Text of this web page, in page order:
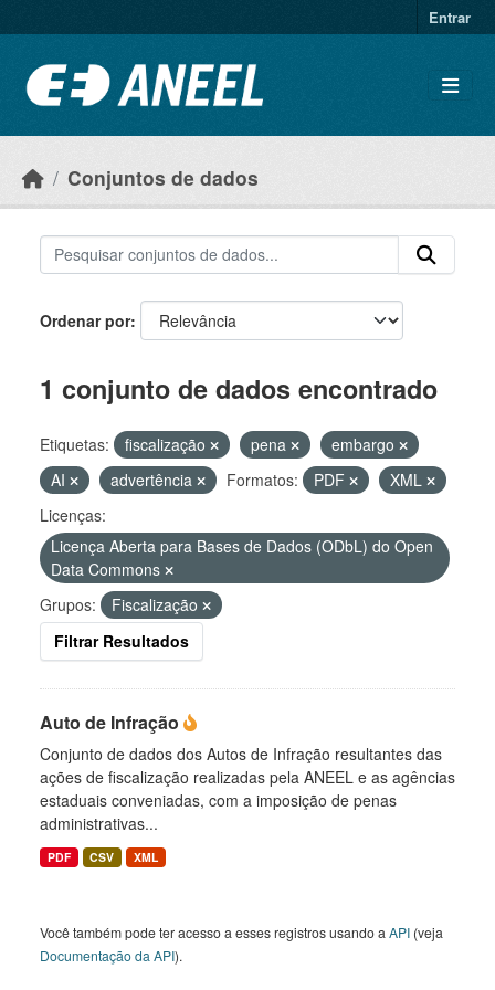
Entrar
Conjuntos de dados
Ordenar por
1 conjunto de dados encontrado
Etiquetas: fiscalização pena
embargo
AI
advertência Formatos: PDF
XML
Licenças:
Licença Aberta para Bases de Dados (ODbL) do Open
Data Commons
Grupos:
Fiscalização
Filtrar Resultados
Auto de Infração
Conjunto de dados dos Autos de Infração resultantes das
ações de fiscalização realizadas pela ANEEL e as agências
estaduais conveniadas, com a imposição de penas
administrativas...
PDF CSV XML
Você também pode ter acesso a esses registros usando a API (veja
Documentação da API).